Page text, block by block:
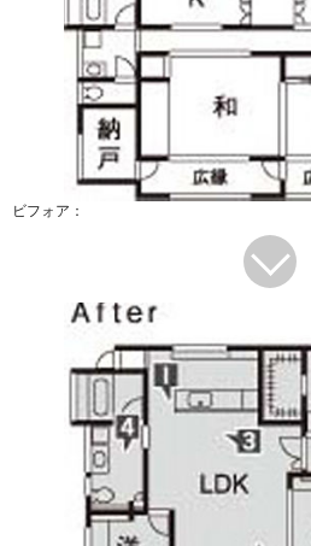
ビフォア：